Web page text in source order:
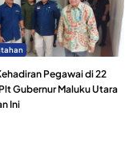
Pegawai di 22
Gubernur Maluku Utara
Ini